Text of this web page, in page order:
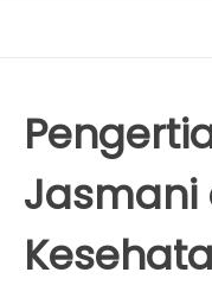
Jasmani